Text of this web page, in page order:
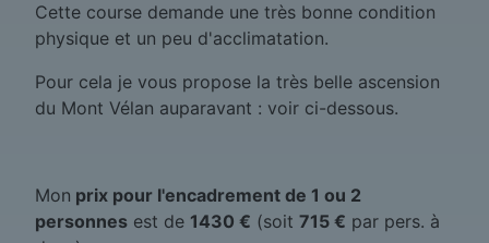
Cette course demande une très bonne condition
physique et un peu d'acclimatation.
Pour cela je vous propose la très belle ascension
du Mont Vélan auparavant : voir ci-dessous.
Mon prix pour l'encadrement de 1 ou 2
personnes est de 1430 € (soit 715 € par pers. à